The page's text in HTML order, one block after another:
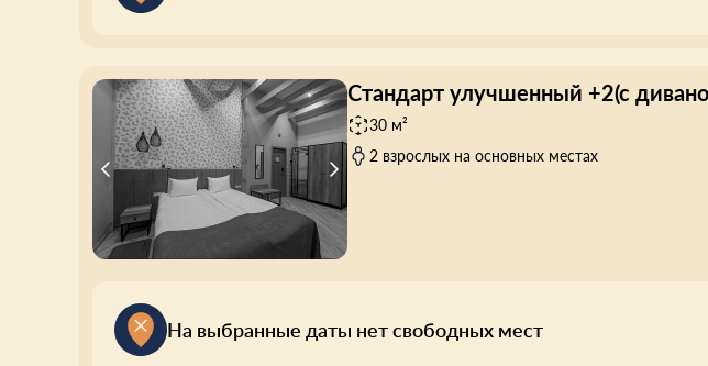
Стандарт улучшенный +2(с
30 м²
2 взрослых на основных местах
На выбранные даты нет свободных мест